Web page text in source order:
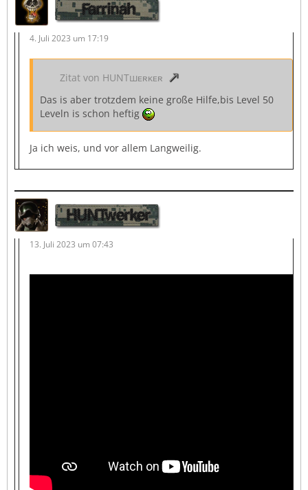
Farrinah
4. Juli 2023 um 17:19
Zitat von HUNTшᴇʀᴋᴇʀ
Das is aber trotzdem keine große Hilfe,bis Level 50
Leveln is schon heftig
Ja ich weis, und vor allem Langweilig.
HUNTwerker
13. Juli 2023 um 07:43